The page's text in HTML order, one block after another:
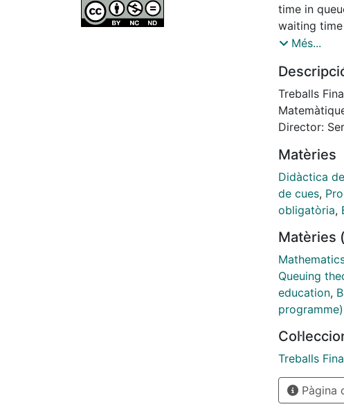
time in
waiting
queues
In the
Theory to
Theory for
achieved.
Més...
Treballs
Director:
Matèries
Didàctica
de cues,
obligatòria,
Matèries
Queuing
education,
programme)
Treballs
Pàgina